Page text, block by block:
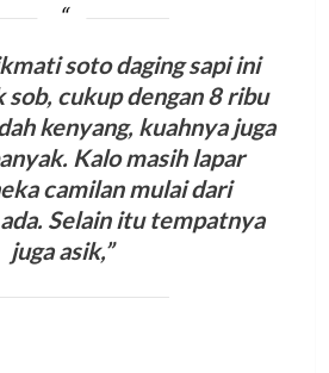
soto daging sapi ini
sob, cukup dengan 8 ribu
kenyang, kuahnya juga
Kalo masih lapar
camilan mulai dari
Selain itu tempatnya
juga asik,”